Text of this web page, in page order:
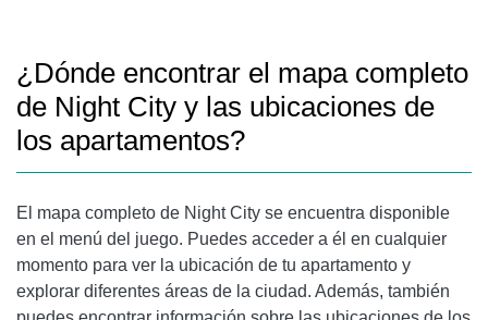
¿Dónde encontrar el mapa completo
de Night City y las ubicaciones de
los apartamentos?
El mapa completo de Night City se encuentra disponible
en el menú del juego. Puedes acceder a él en cualquier
momento para ver la ubicación de tu apartamento y
explorar diferentes áreas de la ciudad. Además, también